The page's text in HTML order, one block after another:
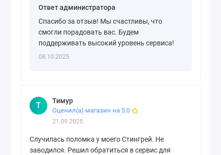
Ответ администратора
Спасибо за отзыв! Мы счастливы, что
смогли порадовать вас. Будем
поддерживать высокий уровень сервиса!
08.10.2025
Т Тимур
Оценил(а) магазин на 5.0
21.09.2025
Случилась поломка у моего Стингрей. Не
заводился. Решил обратиться в сервис для